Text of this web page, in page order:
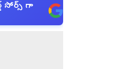
సోర్స్ గా